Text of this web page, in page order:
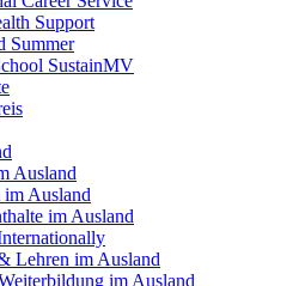
Support
Summer
SustainMV
Ausland
Ausland
im Ausland
Lehren im Ausland
im Ausland